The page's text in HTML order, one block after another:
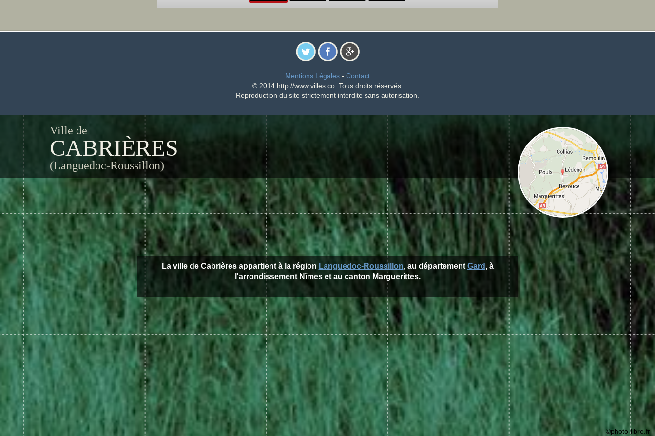
Mentions Légales - Contact
© 2014 http://www.villes.co. Tous droits réservés.
Reproduction du site strictement interdite sans autorisation.
Ville de
CABRIÈRES
(Languedoc-Roussillon)
La ville de Cabrières appartient à la région Languedoc-Roussillon, au départementGard , à
l'arrondissement Nîmes et au canton Marguerittes.
©photo-libre.fr